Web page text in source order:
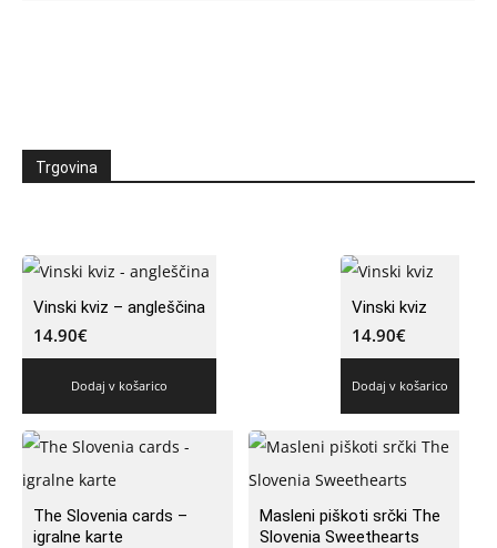
Trgovina
Vinski kviz – angleščina
14.90€
Dodaj v košarico
Vinski kviz
14.90€
Dodaj v košarico
The Slovenia cards –
igralne karte
Masleni piškoti srčki The
Slovenia Sweethearts